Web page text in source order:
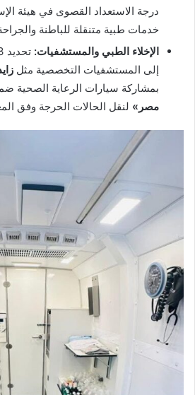
درجة الاستعداد القصوى في هيئة
خدمات طبية متنقلة للباطنة
الإخلاء الطبي والمستشفيات:
إلى المستشفيات التخصصية مثل
بمشاركة سيارات الرعاية الصحية
مصر» لنقل الحالات الحرجة وفق